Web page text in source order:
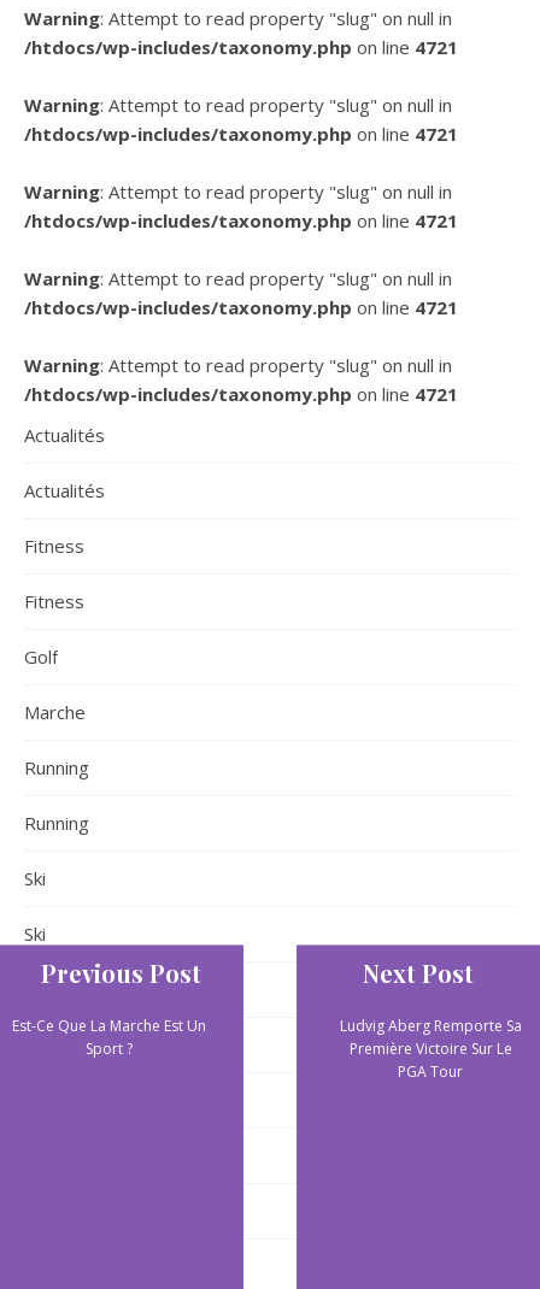
Warning: Attempt to read property "slug" on null in
/htdocs/wp-includes/taxonomy.php on line 4721
Warning: Attempt to read property "slug" on null in
/htdocs/wp-includes/taxonomy.php on line 4721
Warning: Attempt to read property "slug" on null in
/htdocs/wp-includes/taxonomy.php on line 4721
Warning: Attempt to read property "slug" on null in
/htdocs/wp-includes/taxonomy.php on line 4721
Warning: Attempt to read property "slug" on null in
/htdocs/wp-includes/taxonomy.php on line 4721
Actualités
Actualités
Fitness
Fitness
Golf
Marche
Running
Running
Ski
Ski
Sports aquatiques
Sports aquatiques
Previous Post
Est-Ce Que La Marche Est Un
Sport ?
Next Post
Ludvig Aberg Remporte Sa
Première Victoire Sur Le
PGA Tour